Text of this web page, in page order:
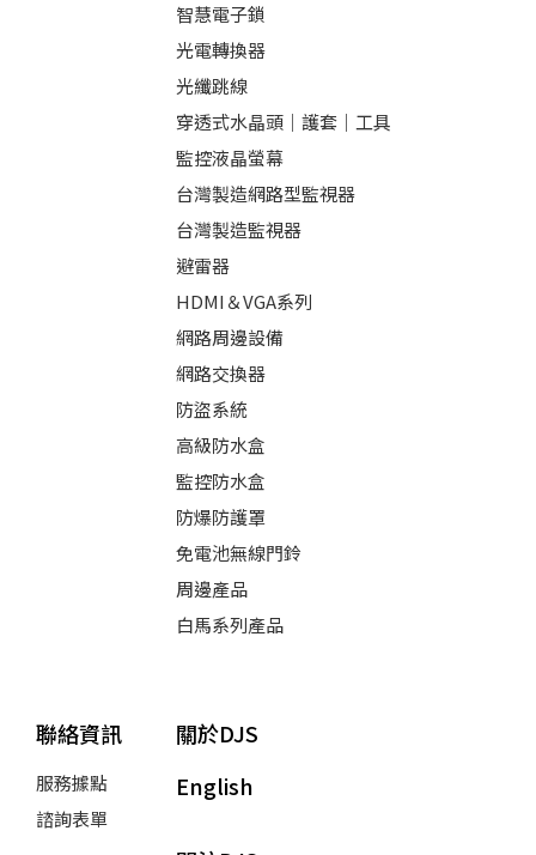
智慧電子鎖
光電轉換器
光纖跳線
穿透式水晶頭｜護套｜工具
監控液晶螢幕
台灣製造網路型監視器
台灣製造監視器
避雷器
HDMI＆VGA系列
網路周邊設備
網路交換器
防盜系統
高級防水盒
監控防水盒
防爆防護罩
免電池無線門鈴
周邊產品
白馬系列產品
聯絡資訊
服務據點
諮詢表單
關於DJS
English